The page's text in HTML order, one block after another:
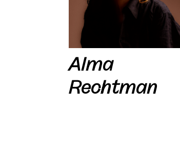
Alma
Rechtman